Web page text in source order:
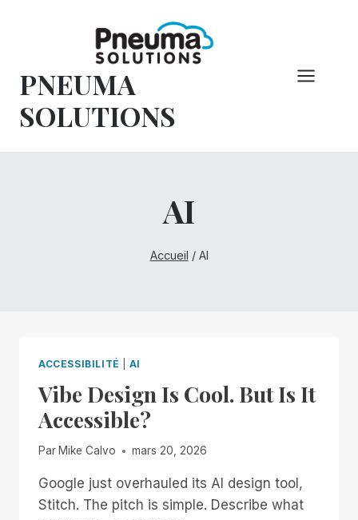
PNEUMA
SOLUTIONS
AI
Accueil / AI
ACCESSIBILITÉ AI
Vibe Design Is Cool. But Is It
Accessible?
Par Mike Calvo mars 20, 2026
Google just overhauled its AI design tool,
Stitch. The pitch is simple. Describe what